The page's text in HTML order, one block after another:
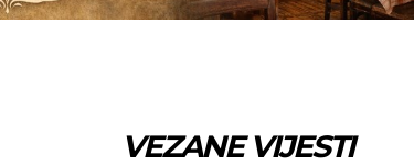
VEZANE VIJESTI